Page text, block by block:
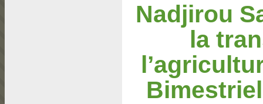
Nadjirou
la